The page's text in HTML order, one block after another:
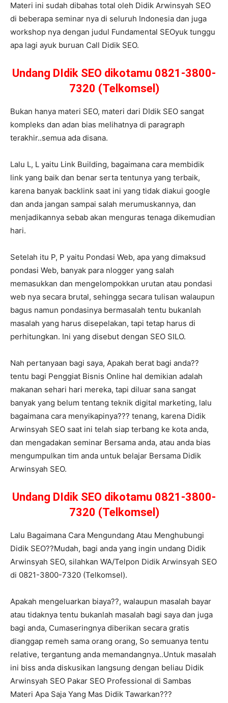
Materi ini sudah dibahas total oleh Didik Arwinsyah SEO
di beberapa seminar nya di seluruh Indonesia dan juga
workshop nya dengan judul Fundamental SEOyuk tunggu
apa lagi ayuk buruan Call Didik SEO.
Undang DIdik SEO dikotamu 0821-3800-
7320 (Telkomsel)
Bukan hanya materi SEO, materi dari DIdik SEO sangat
kompleks dan adan bias melihatnya di paragraph
terakhir..semua ada disana.
Lalu L, L yaitu Link Building, bagaimana cara membidik
link yang baik dan benar serta tentunya yang terbaik,
karena banyak backlink saat ini yang tidak diakui google
dan anda jangan sampai salah merumuskannya, dan
menjadikannya sebab akan menguras tenaga dikemudian
hari.
Setelah itu P, P yaitu Pondasi Web, apa yang dimaksud
pondasi Web, banyak para nlogger yang salah
memasukkan dan mengelompokkan urutan atau pondasi
web nya secara brutal, sehingga secara tulisan walaupun
bagus namun pondasinya bermasalah tentu bukanlah
masalah yang harus disepelakan, tapi tetap harus di
perhitungkan. Ini yang disebut dengan SEO SILO.
Nah pertanyaan bagi saya, Apakah berat bagi anda??
tentu bagi Penggiat Bisnis Online hal demikian adalah
makanan sehari hari mereka, tapi diluar sana sangat
banyak yang belum tentang teknik digital marketing, lalu
bagaimana cara menyikapinya??? tenang, karena Didik
Arwinsyah SEO saat ini telah siap terbang ke kota anda,
dan mengadakan seminar Bersama anda, atau anda bias
mengumpulkan tim anda untuk belajar Bersama Didik
Arwinsyah SEO.
Undang DIdik SEO dikotamu 0821-3800-
7320 (Telkomsel)
Lalu Bagaimana Cara Mengundang Atau Menghubungi
Didik SEO??Mudah, bagi anda yang ingin undang Didik
Arwinsyah SEO, silahkan WA/Telpon Didik Arwinsyah SEO
di 0821-3800-7320 (Telkomsel).
Apakah mengeluarkan biaya??, walaupun masalah bayar
atau tidaknya tentu bukanlah masalah bagi saya dan juga
bagi anda, Cumaseringnya diberikan secara gratis
dianggap remeh sama orang orang, So semuanya tentu
relative, tergantung anda memandangnya..Untuk masalah
ini biss anda diskusikan langsung dengan beliau Didik
Arwinsyah SEO Pakar SEO Professional di Sambas
Materi Apa Saja Yang Mas Didik Tawarkan???